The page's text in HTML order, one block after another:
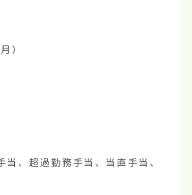
）
、超過勤務手当、当直手当、